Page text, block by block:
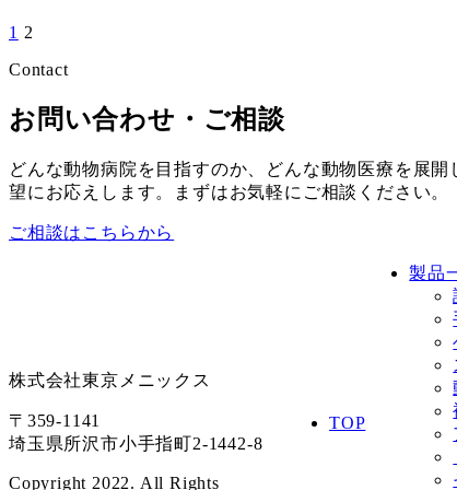
1 2
Contact
お問い合わせ・ご相談
どんな動物病院を目指すのか、どんな動物医療を展
望にお応えします。まずはお気軽にご相談ください。
ご相談はこちらから
株式会社東京メニックス
〒359-1141
埼玉県所沢市小手指町2-1442-8
Copyright 2022. All Rights
TOP
製品